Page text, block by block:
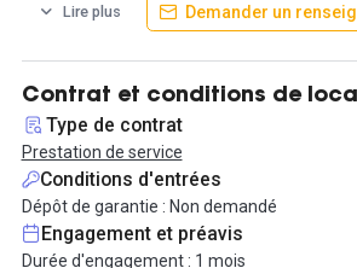
bulles téléphoniques , une cuisine , des
vous aurez un accès illimité à la salle de
Le bureau est design, entièrement meublé
Vous bénéficierez de la gestion de votre
vos visiteurs, de l'accès aux imprimantes/
ménage de votre bureau est compris
d'internet ultra haut-début afin de faciliter
Lire plus Demander un
Contrat et conditions de
Type de contrat
Prestation de service
Conditions d'entrées
Dépôt de garantie : Non demandé
Engagement et préavis
Durée d'engagement : 1 mois